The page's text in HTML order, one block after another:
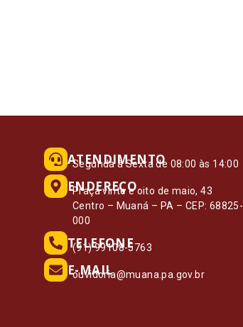
ATENDIMENTO
Segunda à Sexta de 08:00 às 14:00
ENDEREÇO
Praça vinte e oito de maio, 43
Centro – Muaná – PA – CEP: 68825-
000
TELEFONE
(91) 99108-5763
E-MAIL
ouvidoria@muana.pa.gov.br